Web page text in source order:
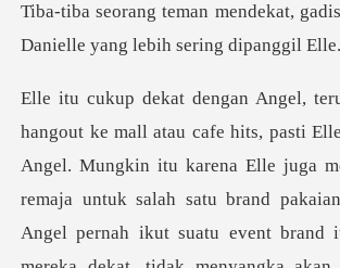
,
Danielle
kin itu karena Elle juga
remaja untuk salah satu brand
Angel pernah ikut suatu even